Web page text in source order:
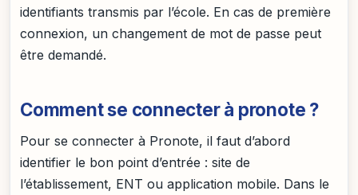
identifiants transmis par l’école. En cas de première
connexion, un changement de mot de passe peut
être demandé.
Comment se connecter à pronote ?
Pour se connecter à Pronote, il faut d’abord
identifier le bon point d’entrée : site de
l’établissement, ENT ou application mobile. Dans le